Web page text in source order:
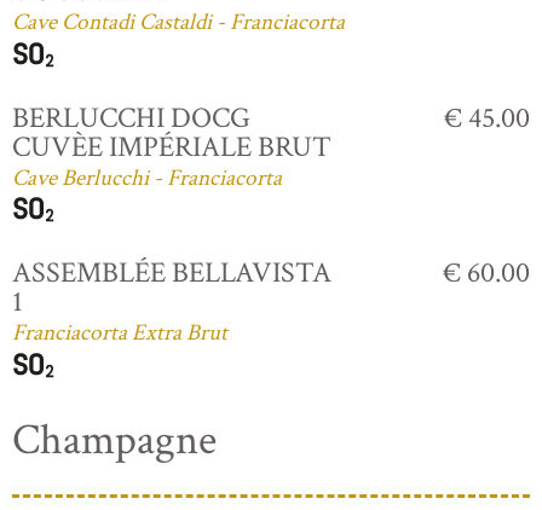
Cave Contadi Castaldi - Franciacorta
BERLUCCHI DOCG
CUVÈE IMPÉRIALE BRUT
Cave Berlucchi - Franciacorta
€ 45.00
ASSEMBLÉE BELLAVISTA
1
Franciacorta Extra Brut
€ 60.00
Champagne